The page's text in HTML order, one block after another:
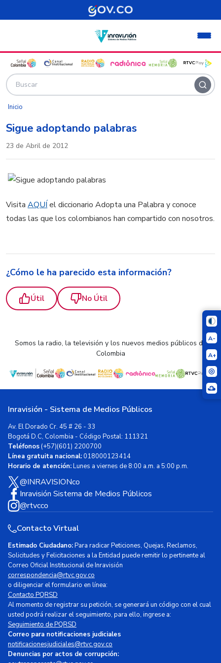
Pasar al contenido principal
A-
A+
Inicio
Sigue adoptando palabras
23 de Abril de 2012
Visita AQUÍel diccionario Adopta una Palabra y conoce
todas las que los colombianos han compartido con nosotros.
¿Cómo le ha parecido esta información?
Útil No Útil
Somos la radio, la televisión y los nuevos medios públicos de
Colombia
Inravisión - Sistema de Medios Públicos
Av. El Dorado Cr. 45 # 26 - 33
Bogotá D.C, Colombia - Código Postal: 111321
Teléfonos(+57)(601) 2200700
Línea gratuita nacional:018000123414
Horario de atención:Lunes a viernes de 8:00 a.m. a 5:00 p.m.
@INRAVISIONco
Inravisión Sistema de Medios Públicos
@rtvcco
Contacto Virtual
Estimado Ciudadano:Para radicar Peticiones, Quejas, Reclamos,
Solicitudes y Felicitaciones a la Entidad puede remitir lo pertinente al
Correo Oficial Institucional de Inravisión
correspondencia@rtvc.gov.co
o diligenciar el formulario en línea:
Contacto PQRSD
Al momento de registrar su petición, se generará un código con el cual
usted podrá realizar el seguimiento, para ello, ingrese a:
Seguimiento de PQRSD
Correo para notificaciones judiciales
notificacionesjudiciales@rtvc.gov.co
Denuncias por actos de corrupción: